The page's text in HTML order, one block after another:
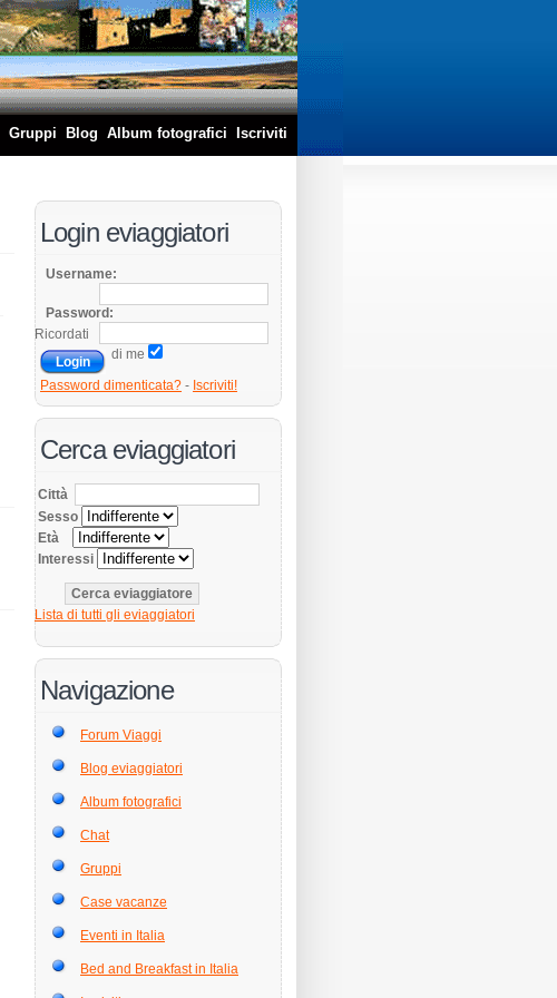
Gruppi Blog Album fotografici Iscriviti
Login eviaggiatori
Username:
Password:
Ricordati
di me
Password dimenticata? - Iscriviti!
Cerca eviaggiatori
Città
Sesso
Età
Interessi
Lista di tutti gli eviaggiatori
Navigazione
Forum Viaggi
Blog eviaggiatori
Album fotografici
Chat
Gruppi
Case vacanze
Eventi in Italia
Bed and Breakfast in Italia